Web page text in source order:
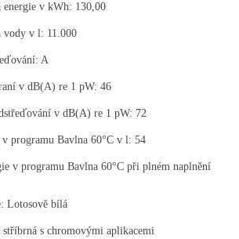
energie v kWh: 130,00
vody v l: 11.000
A
v dB(A) re 1 pW: 46
v dB(A) re 1 pW: 72
v programu Bavlna 60°C v l: 54
v programu Bavlna 60°C při plném naplnění
Lotosově bílá
s chromovými aplikacemi